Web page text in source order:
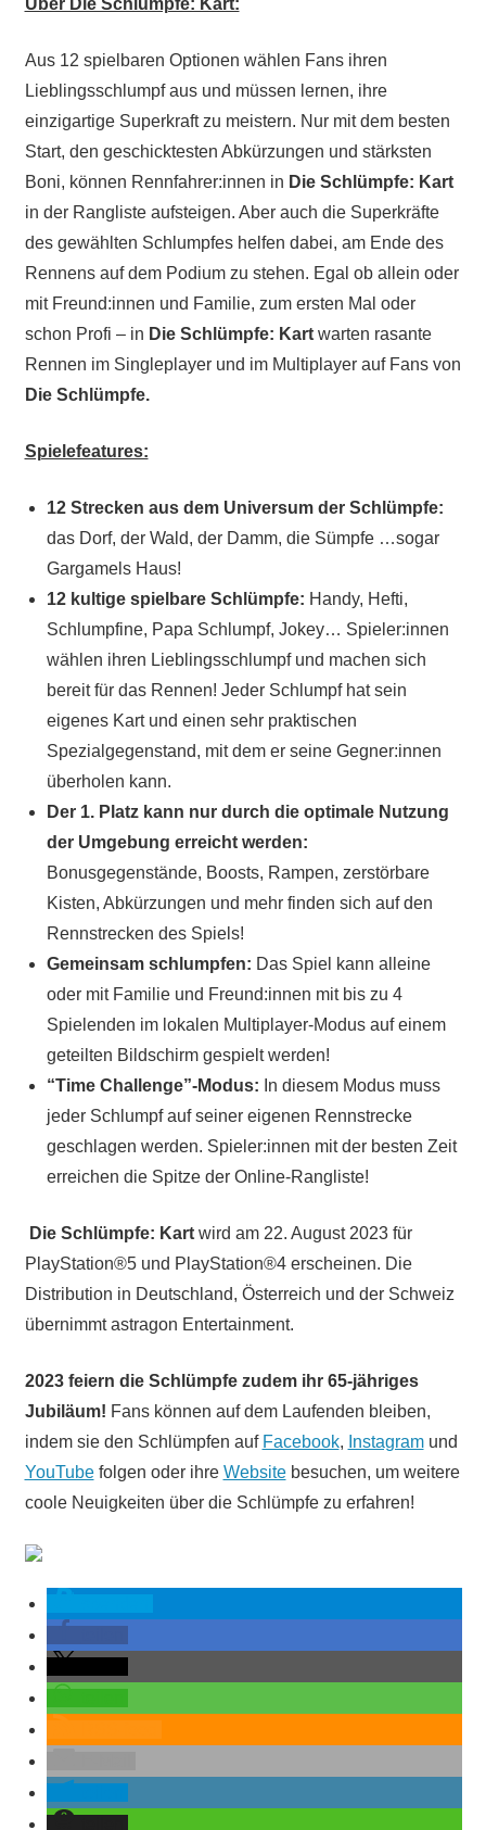
Über Die Schlümpfe: Kart:
Aus 12 spielbaren Optionen wählen Fans ihren
Lieblingsschlumpf aus und müssen lernen, ihre
einzigartige Superkraft zu meistern. Nur mit dem besten
Start, den geschicktesten Abkürzungen und stärksten
Boni, können Rennfahrer:innen in Die Schlümpfe: Kart
in der Rangliste aufsteigen. Aber auch die Superkräfte
des gewählten Schlumpfes helfen dabei, am Ende des
Rennens auf dem Podium zu stehen. Egal ob allein oder
mit Freund:innen und Familie, zum ersten Mal oder
schon Profi – in Die Schlümpfe: Kart warten rasante
Rennen im Singleplayer und im Multiplayer auf Fans von
Die Schlümpfe.
Spielefeatures:
12 Strecken aus dem Universum der Schlümpfe:
das Dorf, der Wald, der Damm, die Sümpfe …sogar
Gargamels Haus!
12 kultige spielbare Schlümpfe: Handy, Hefti,
Schlumpfine, Papa Schlumpf, Jokey… Spieler:innen
wählen ihren Lieblingsschlumpf und machen sich
bereit für das Rennen! Jeder Schlumpf hat sein
eigenes Kart und einen sehr praktischen
Spezialgegenstand, mit dem er seine Gegner:innen
überholen kann.
Der 1. Platz kann nur durch die optimale Nutzung
der Umgebung erreicht werden:
Bonusgegenstände, Boosts, Rampen, zerstörbare
Kisten, Abkürzungen und mehr finden sich auf den
Rennstrecken des Spiels!
Gemeinsam schlumpfen: Das Spiel kann alleine
oder mit Familie und Freund:innen mit bis zu 4
Spielenden im lokalen Multiplayer-Modus auf einem
geteilten Bildschirm gespielt werden!
“Time Challenge”-Modus: In diesem Modus muss
jeder Schlumpf auf seiner eigenen Rennstrecke
geschlagen werden. Spieler:innen mit der besten Zeit
erreichen die Spitze der Online-Rangliste!
Die Schlümpfe: Kartwird am 22. August 2023 für
PlayStation®5 und PlayStation®4 erscheinen. Die
Distribution in Deutschland, Österreich und der Schweiz
übernimmt astragon Entertainment.
2023 feiern die Schlümpfe zudem ihr 65-jähriges
Jubiläum! Fans können auf dem Laufenden bleiben,
indem sie den Schlümpfen auf Facebook, Instagramund
YouTubefolgen oder ihre Websitebesuchen, um weitere
coole Neuigkeiten über die Schlümpfe zu erfahren!